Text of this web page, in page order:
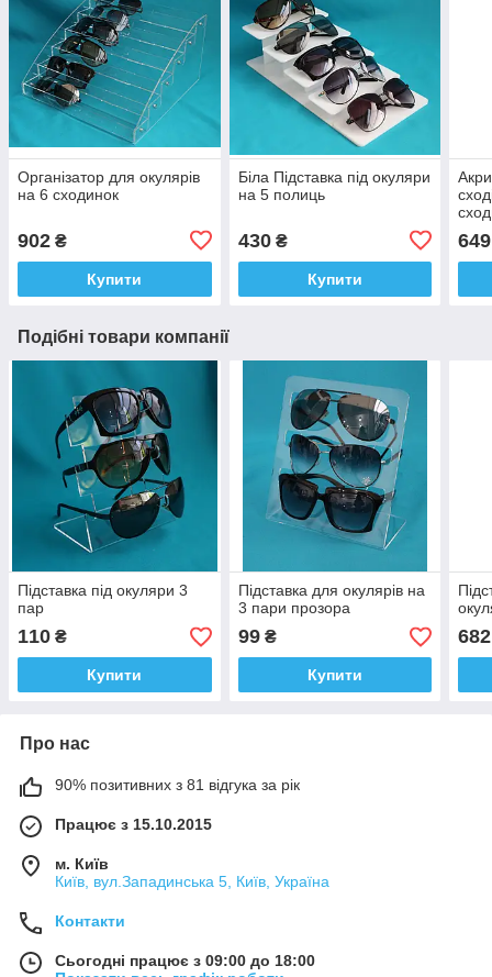
Організатор для окулярів
на 6 сходинок
902 ₴
Купити
Біла Підставка під окуляри
на 5 полиць
430₴
Купити
649
Подібні товари компанії
Підставка під окуляри 3
пар
110 ₴
Купити
Підставка для окулярів на
3 пари прозора
99₴
Купити
682
Про нас
90% позитивних з 81 відгука за рік
Працює з 15.10.2015
м. Київ
Київ, вул.Западинська 5, Київ, Україна
Контакти
Сьогодні працює з 09:00 до 18:00